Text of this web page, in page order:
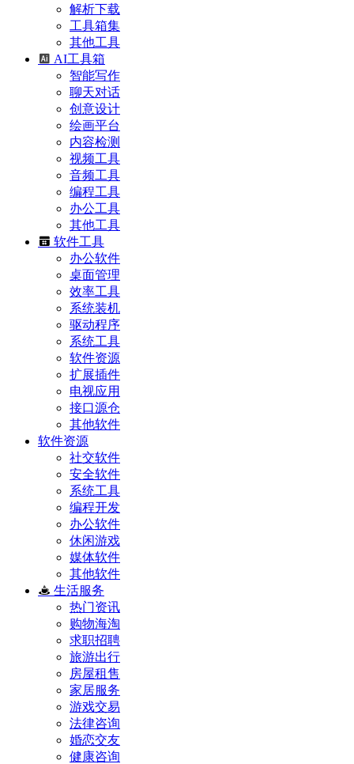
解析下载
工具箱集
其他工具
AI工具箱
智能写作
聊天对话
创意设计
绘画平台
内容检测
视频工具
音频工具
编程工具
办公工具
其他工具
软件工具
办公软件
桌面管理
效率工具
系统装机
驱动程序
系统工具
软件资源
扩展插件
电视应用
接口源仓
其他软件
软件资源
社交软件
安全软件
系统工具
编程开发
办公软件
休闲游戏
媒体软件
其他软件
生活服务
热门资讯
购物海淘
求职招聘
旅游出行
房屋租售
家居服务
游戏交易
法律咨询
婚恋交友
健康咨询